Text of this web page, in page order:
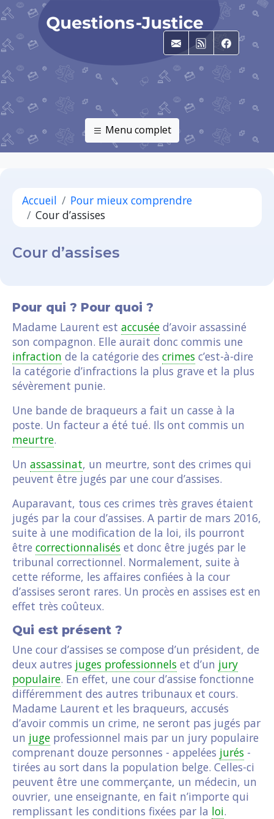
E-mailRSS
Menu complet
Accueil
Pour mieux comprendre
Cour d’assises
Cour d’assises
Pour qui ? Pour quoi ?
Madame Laurent est accusée d’avoir assassiné
son compagnon. Elle aurait donc commis une
infraction de la catégorie des crimes c’est-à-dire
la catégorie d’infractions la plus grave et la plus
sévèrement punie.
Une bande de braqueurs a fait un casse à la
poste. Un facteur a été tué. Ils ont commis un
meurtre.
Un assassinat, un meurtre, sont des crimes qui
peuvent être jugés par une cour d’assises.
Auparavant, tous ces crimes très graves étaient
jugés par la cour d’assises. A partir de mars 2016,
suite à une modification de la loi, ils pourront
être correctionnalisés et donc être jugés par le
tribunal correctionnel. Normalement, suite à
cette réforme, les affaires confiées à la cour
d’assises seront rares. Un procès en assises est en
effet très coûteux.
Qui est présent ?
Une cour d’assises se compose d’un président, de
deux autres juges professionnels et d’un jury
populaire. En effet, une cour d’assise fonctionne
différemment des autres tribunaux et cours.
Madame Laurent et les braqueurs, accusés
d’avoir commis un crime, ne seront pas jugés par
un juge professionnel mais par un jury populaire
comprenant douze personnes - appelées jurés -
tirées au sort dans la population belge. Celles-ci
peuvent être une commerçante, un médecin, un
ouvrier, une enseignante, en fait n’importe qui
remplissant les conditions fixées par la loi.